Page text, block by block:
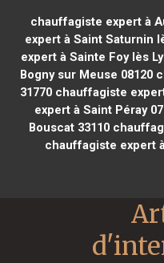
chauffagiste expert à
expert à Saint Saturnin
expert à Sainte Foy lès
Bogny sur Meuse 08120
31770 chauffagiste
expert à Saint Péray
Bouscat 33110
chauffagiste expert